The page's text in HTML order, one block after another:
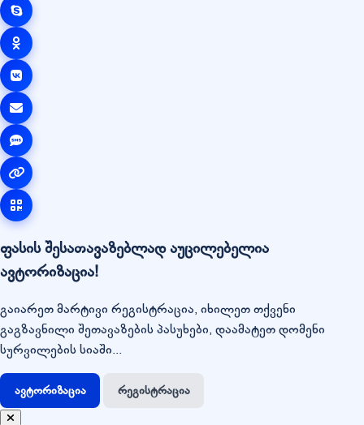
ფასის შესათავაზებლად აუცილებელია
ავტორიზაცია!
გაიარეთ მარტივი რეგისტრაცია, იხილეთ თქვენი
გაგზავნილი შეთავაზების პასუხები, დაამატეთ დომენი
სურვილების სიაში...
ავტორიზაცია რეგისტრაცია